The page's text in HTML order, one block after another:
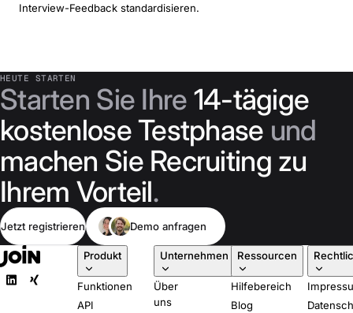
Interview-Feedback standardisieren.
HEUTE STARTEN
Starten Sie Ihre 14-tägige
kostenlose Testphase und
machen Sie Recruiting zu
Ihrem Vorteil.
Jetzt registrieren Demo anfragen
Produkt
Funktionen
API
Unternehmen
Über
uns
Ressourcen
Hilfebereich
Blog